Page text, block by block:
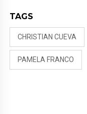
TAGS
CHRISTIAN CUEVA
PAMELA FRANCO